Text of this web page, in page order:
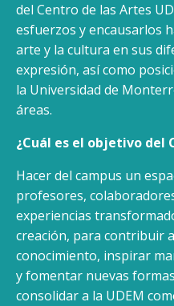
del Centro de las Artes
esfuerzos y encausarlos
arte y la cultura en sus
expresión, así como
la Universidad de
áreas.
¿Cuál es el objetivo del
Hacer del campus un
profesores,
experiencias
creación, para contribuir
conocimiento, inspirar
y fomentar nuevas
consolidar a la UDEM